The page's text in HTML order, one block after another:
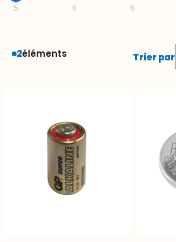
5 6 6
2éléments Trier par